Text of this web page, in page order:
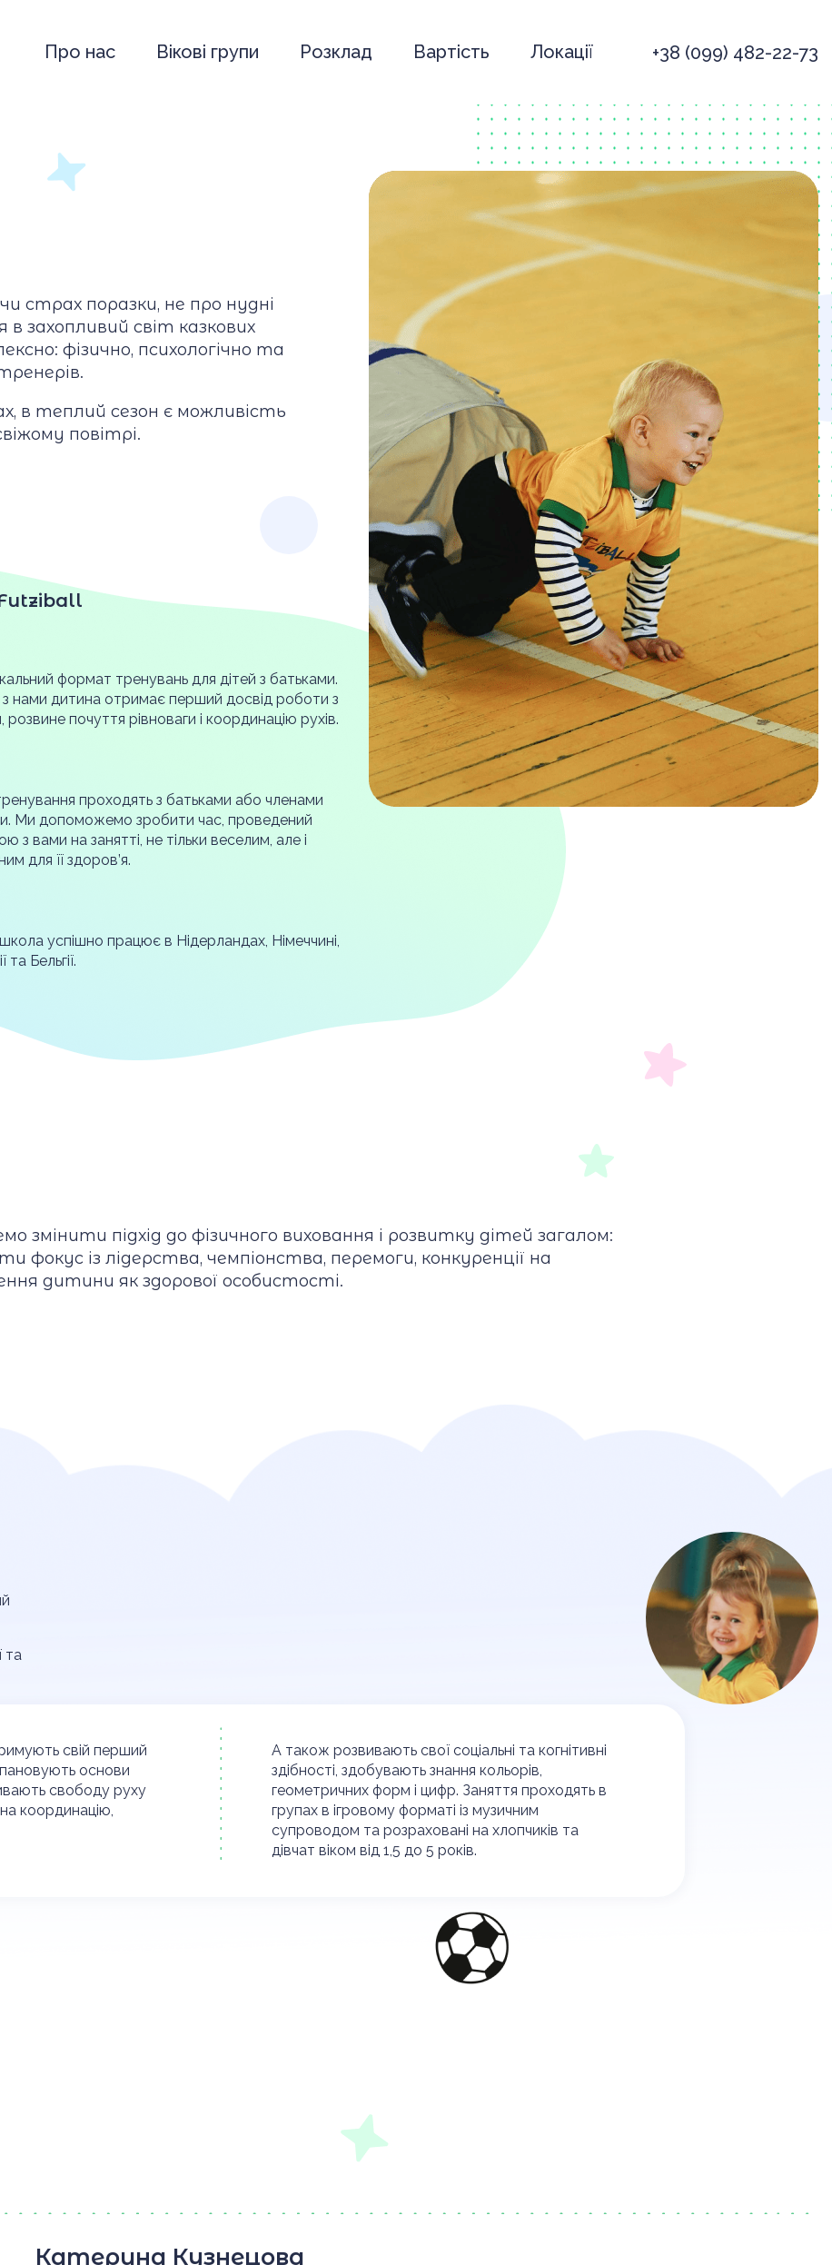
Про нас Вікові групи Розклад Вартість Локації +38 (099) 482-22-73
страх поразки, не про нудні
захопливий світ казкових
фізично, психологічно та
в теплий сезон є можливість
повітрі.
формат тренувань для дітей з батьками.
нами дитина отримає перший досвід роботи з
розвине почуття рівноваги і координацію рухів.
проходять з батьками або членами
Ми допоможемо зробити час, проведений
з вами на занятті, не тільки веселим, але і
для її здоров’я.
успішно працює в Нідерландах, Німеччині,
та Бельгії.
змінити підхід до фізичного виховання і розвитку дітей загалом:
фокус із лідерства, чемпіонства, перемоги, конкуренції на
дитини як здорової особистості.
та
свій перший
основи
свободу руху
координацію,
А також розвивають свої соціальні та когнітивні
здібності, здобувають знання кольорів,
геометричних форм і цифр. Заняття проходять в
групах в ігровому форматі із музичним
супроводом та розраховані на хлопчиків та
дівчат віком від 1,5 до 5 років.
Катерина Кузнецова